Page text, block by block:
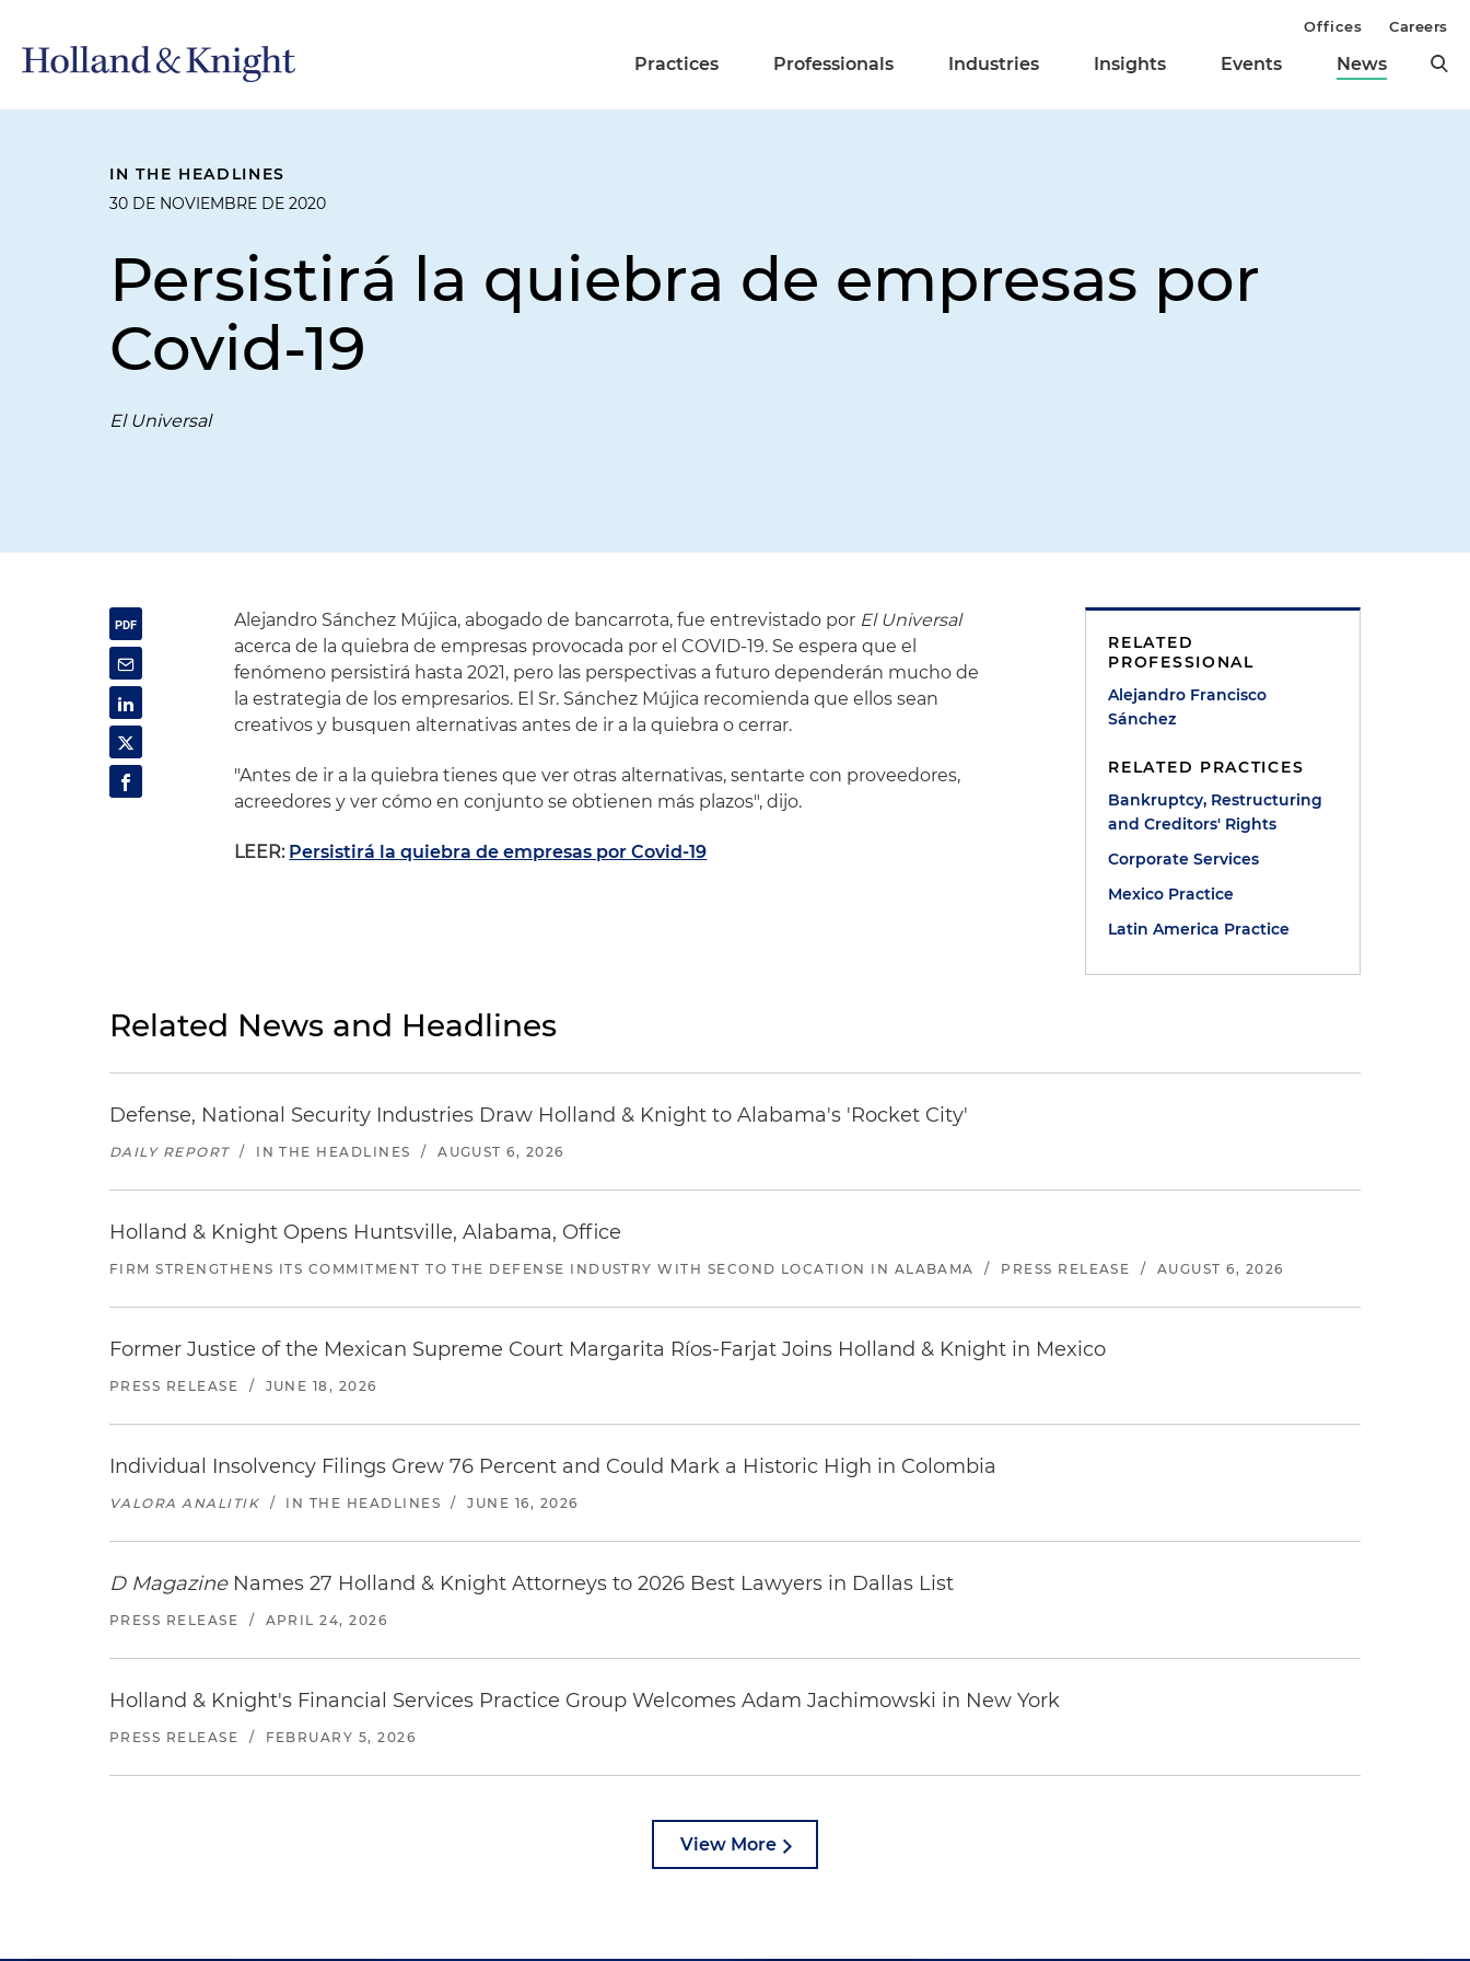
Practices Professionals Industries Insights Events News
Offices Careers
IN THE HEADLINES
30 DE NOVIEMBRE DE 2020
Persistirá la quiebra de empresas por
Covid-19
El Universal
Alejandro Sánchez Mújica, abogado de bancarrota, fue entrevistado por El Universal
acerca de la quiebra de empresas provocada por el COVID-19. Se espera que el
fenómeno persistirá hasta 2021, pero las perspectivas a futuro dependerán mucho de
la estrategia de los empresarios. El Sr. Sánchez Mújica recomienda que ellos sean
creativos y busquen alternativas antes de ir a la quiebra o cerrar.
"Antes de ir a la quiebra tienes que ver otras alternativas, sentarte con proveedores,
acreedores y ver cómo en conjunto se obtienen más plazos", dijo.
LEER: Persistirá la quiebra de empresas por Covid-19
RELATED
PROFESSIONAL
Alejandro Francisco
Sánchez
RELATED PRACTICES
Bankruptcy, Restructuring
and Creditors' Rights
Corporate Services
Mexico Practice
Latin America Practice
Related News and Headlines
Defense, National Security Industries Draw Holland & Knight to Alabama's 'Rocket City'
DAILY REPORT / IN THE HEADLINES / AUGUST 6, 2026
Holland & Knight Opens Huntsville, Alabama, Office
FIRM STRENGTHENS ITS COMMITMENT TO THE DEFENSE INDUSTRY WITH SECOND LOCATION IN ALABAMA / PRESS RELEASE / AUGUST 6, 2026
Former Justice of the Mexican Supreme Court Margarita Ríos-Farjat Joins Holland & Knight in Mexico
PRESS RELEASE / JUNE 18, 2026
Individual Insolvency Filings Grew 76 Percent and Could Mark a Historic High in Colombia
VALORA ANALITIK / IN THE HEADLINES / JUNE 16, 2026
D MagazineNames 27 Holland & Knight Attorneys to 2026 Best Lawyers in Dallas List
PRESS RELEASE / APRIL 24, 2026
Holland & Knight's Financial Services Practice Group Welcomes Adam Jachimowski in New York
PRESS RELEASE / FEBRUARY 5, 2026
View More